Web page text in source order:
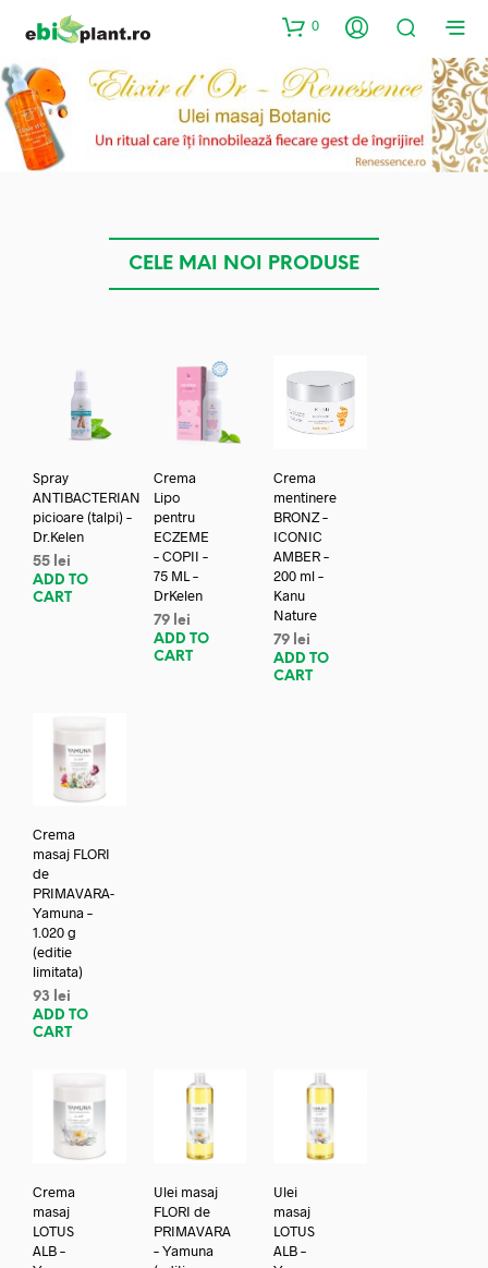
0
CELE MAI NOI PRODUSE
Spray
ANTIBACTERIAN
picioare (talpi) –
Dr.Kelen
55 lei
ADD TO
CART
Crema
Lipo
pentru
ECZEME
– COPII –
75 ML –
DrKelen
79 lei
ADD TO
CART
Crema
mentinere
BRONZ –
ICONIC
AMBER –
200 ml –
Kanu
Nature
79 lei
ADD TO
CART
Crema
masaj FLORI
de
PRIMAVARA-
Yamuna –
1.020 g
(editie
limitata)
93
lei
ADD TO
CART
Crema
masaj
LOTUS
ALB –
Ulei masaj
FLORI de
PRIMAVARA
– Yamuna
Ulei
masaj
LOTUS
ALB –